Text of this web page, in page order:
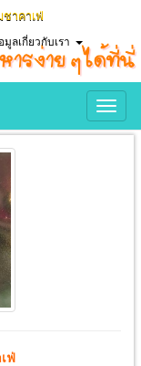
าคาเฟ่
มูลเกี่ยวกับเรา
ฟ่